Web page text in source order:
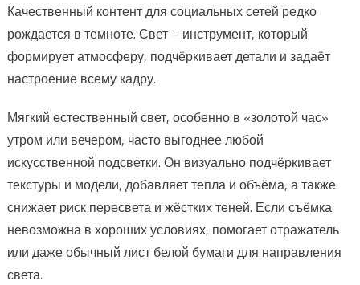
Качественный контент для социальных сетей редко
рождается в темноте. Свет – инструмент, который
формирует атмосферу, подчёркивает детали и задаёт
настроение всему кадру.
Мягкий естественный свет, особенно в «золотой час»
утром или вечером, часто выгоднее любой
искусственной подсветки. Он визуально подчёркивает
текстуры и модели, добавляет тепла и объёма, а также
снижает риск пересвета и жёстких теней. Если съёмка
невозможна в хороших условиях, помогает отражатель
или даже обычный лист белой бумаги для направления
света.